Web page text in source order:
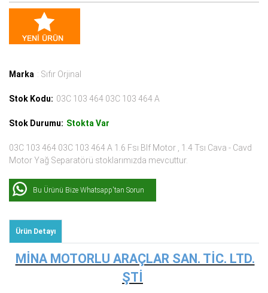
Marka : Sıfır Orjinal
Stok Kodu: 03C 103 464 03C 103 464 A
Stok Durumu: Stokta Var
03C 103 464 03C 103 464 A 1.6 Fsı Blf Motor , 1.4 Tsı Cava - Cavd
Motor Yağ Separatörü stoklarımızda mevcuttur.
Bu Ürünü Bize Whatsapp'tan Sorun
Ürün Detayı
MİNA MOTORLU ARAÇLAR SAN. TİC. LTD.
ŞTİ